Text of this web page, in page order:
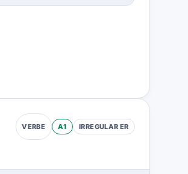
VERBE A1 IRREGULAR ER